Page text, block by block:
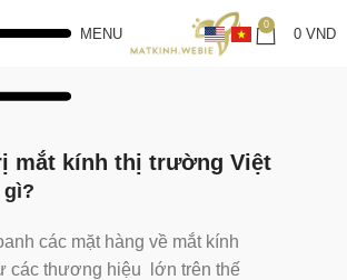
MENU
0
0 VND
mắt kính thị trường Việt
gì?
các mặt hàng về mắt kính
các thương hiệu lớn trên thế